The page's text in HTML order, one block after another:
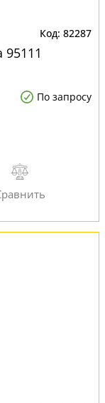
82287
95111
По запросу